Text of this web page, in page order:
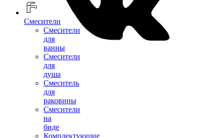
Смесители
Смесители
для
ванны
Смесители
для
душа
Смеситель
для
раковины
Смесители
на
биде
Комплектующие